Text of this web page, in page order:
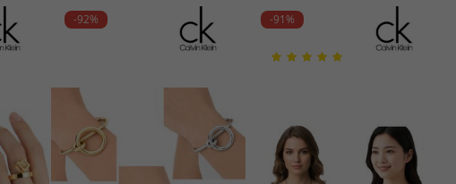
-92% -91%